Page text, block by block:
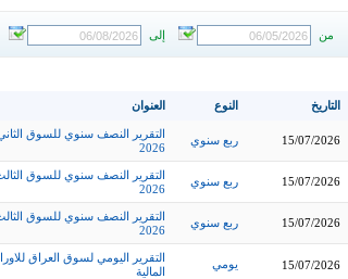
من إلى
العنوان النوع التاريخ
التقرير النصف سنوي للسوق
2026
ربع سنوي 15/07/2026
التقرير النصف سنوي للسوق
2026
ربع سنوي 15/07/2026
التقرير النصف سنوي للسوق
2026
ربع سنوي 15/07/2026
التقرير اليومي لسوق العراق
المالية
يومي 15/07/2026